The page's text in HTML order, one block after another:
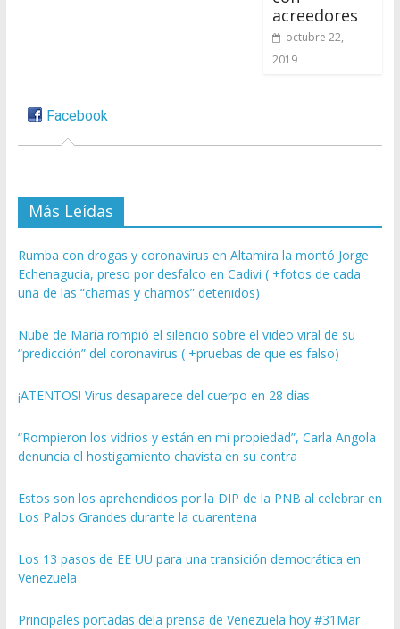
acreedores
octubre 22,
2019
Facebook
Más Leídas
Rumba con drogas y coronavirus en Altamira la montó Jorge
Echenagucia, preso por desfalco en Cadivi ( +fotos de cada
una de las “chamas y chamos” detenidos)
Nube de María rompió el silencio sobre el video viral de su
“predicción” del coronavirus ( +pruebas de que es falso)
¡ATENTOS! Virus desaparece del cuerpo en 28 días
“Rompieron los vidrios y están en mi propiedad”, Carla Angola
denuncia el hostigamiento chavista en su contra
Estos son los aprehendidos por la DIP de la PNB al celebrar en
Los Palos Grandes durante la cuarentena
Los 13 pasos de EE UU para una transición democrática en
Venezuela
Principales portadas dela prensa de Venezuela hoy #31Mar